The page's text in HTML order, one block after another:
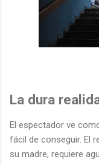
La dura
El espectador ve
fácil de conseguir. El
su madre, requiere